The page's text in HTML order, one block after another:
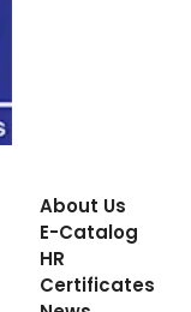
About Us
E-Catalog
HR
Certificates